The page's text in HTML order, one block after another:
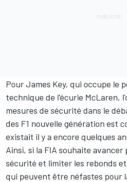
Pour James Key, qui occupe le
technique de l'écurie McLaren,
mesures de sécurité dans le
des F1 nouvelle génération est
existait il y a encore quelques
Ainsi, si la FIA souhaite avancer
sécurité et limiter les rebonds
qui peuvent être néfastes pour